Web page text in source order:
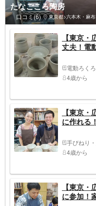
たなごころ陶房
口コミ(6) 東京都>六本木・麻
【東京
丈夫！電
電動ろくろ
4歳から
【東京
に作れる
手びねり
4歳から
【東京
に参加！